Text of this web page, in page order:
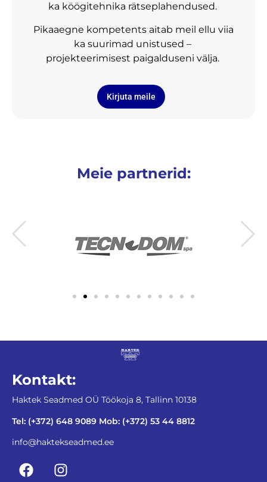
ka köögitehnika rätseplahendused.
Pikaaegne kompetents aitab meil ellu viia
ka suurimad unistused –
projekteerimisest paigalduseni välja.
Kirjuta meile
Meie partnerid:
Kontakt:
Haktek Seadmed OÜ Töökoja 8, Tallinn 10138
Tel: (+372) 648 9089 Mob: (+372) 53 44 8812
info@haktekseadmed.ee